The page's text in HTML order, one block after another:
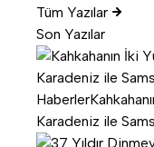
Tüm Yazılar
Son Yazılar
Haberler
Karadeniz ile